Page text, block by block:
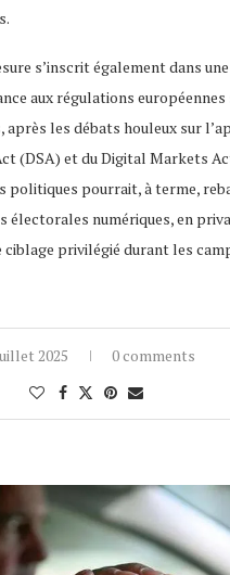
s’inscrit également dans
aux régulations européennes
après les débats houleux sur
(DSA) et du Digital Markets
politiques pourrait, à terme,
électorales numériques, en
ciblage privilégié durant les
2025 0 comments